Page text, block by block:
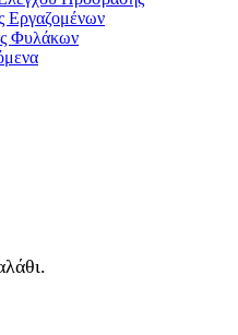
Εργαζομένων
Φυλάκων